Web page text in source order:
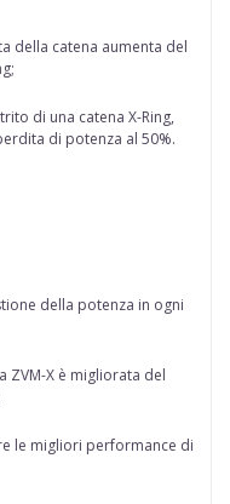
della catena aumenta del
di una catena X-Ring,
di potenza al 50%.
della potenza in ogni
ZVM-X è migliorata del
le migliori performance di